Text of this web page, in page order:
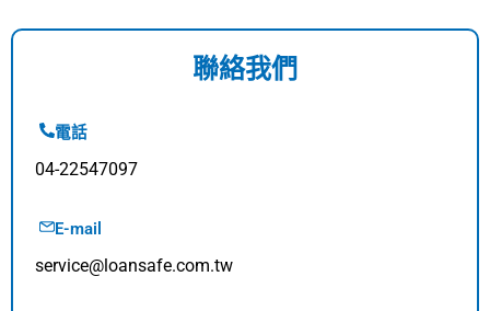
聯絡我們
電話
04-22547097
E-mail
service@loansafe.com.tw